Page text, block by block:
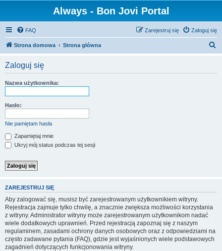
Always - Bon Jovi Portal
FAQ Zaloguj się
Zarejestruj się
Strona domowa Strona główna
Zaloguj się
Nazwa użytkownika:
Hasło:
Nie pamiętam hasła
Zapamiętaj mnie
Ukryj mój status podczas tej sesji
ZAREJESTRUJ SIĘ
Aby zalogować się, musisz być zarejestrowanym użytkownikiem witryny.
Rejestracja zajmuje tylko chwilę, a znacznie zwiększa możliwości korzystania
z witryny. Administrator witryny może zarejestrowanym użytkownikom nadać
wiele dodatkowych uprawnień. Przed rejestracją zapoznaj się z naszym
regulaminem, zasadami ochrony danych osobowych oraz z odpowiedziami na
często zadawane pytania (FAQ), gdzie jest wyjaśnionych wiele podstawowych
zagadnień dotyczących funkcjonowania witryny.